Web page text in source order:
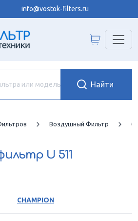
info@vostok-filters.ru
Воздушный Фильтр
U 511
CHAMPION